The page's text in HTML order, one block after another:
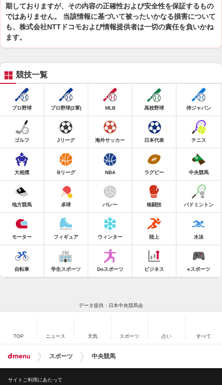
期しておりますが、その内容の正確性および安全性を保証するもの
ではありません。 当該情報に基づいて被ったいかなる損害について
も、株式会社NTTドコモおよび情報提供者は一切の責任を負いかね
ます。
競技一覧
プロ野球 プロ野球(2軍) MLB 高校野球 侍ジャパン
ゴルフ Jリーグ 海外サッカー 日本代表 テニス
大相撲 Bリーグ NBA ラグビー 中央競馬
地方競馬 卓球 バレー 格闘技 バドミントン
モーター フィギュア ウィンター 陸上 水泳
自転車 学生スポーツ Doスポーツ ビジネス eスポーツ
データ提供：日本中央競馬会
TOP ニュース 天気 スポーツ 占い すべて
スポーツ 中央競馬
サイトご利用にあたって